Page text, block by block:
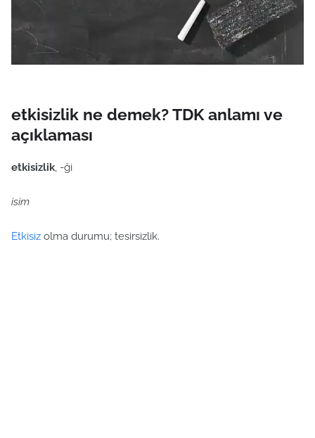
etkisizlik ne demek? TDK anlamı ve
açıklaması
etkisizlik, -ği
isim
Etkisiz olma durumu; tesirsizlik.